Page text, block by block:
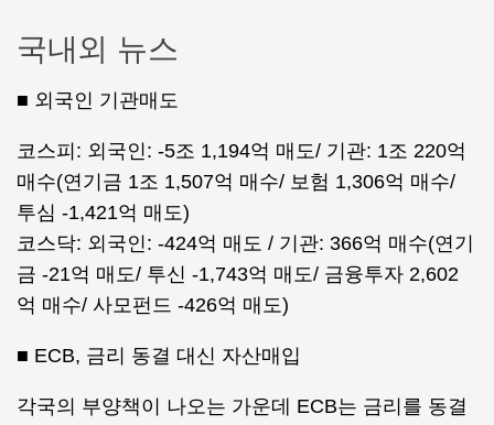
국내외 뉴스
■ 외국인 기관매도
코스피: 외국인: -5조 1,194억 매도/ 기관: 1조 220억
매수(연기금 1조 1,507억 매수/ 보험 1,306억 매수/
투심 -1,421억 매도)
코스닥: 외국인: -424억 매도 / 기관: 366억 매수(연기
금 -21억 매도/ 투신 -1,743억 매도/ 금융투자 2,602
억 매수/ 사모펀드 -426억 매도)
■ ECB, 금리 동결 대신 자산매입
각국의 부양책이 나오는 가운데 ECB는 금리를 동결